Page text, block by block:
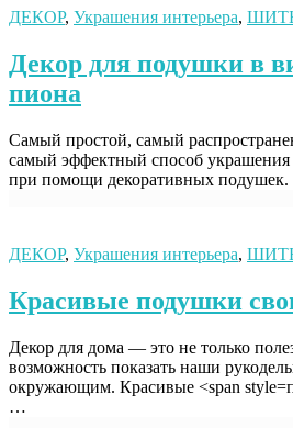
ДЕКОР, Украшения интерьера,
Декор для подушки в
пиона
Самый простой, самый
самый эффектный способ
при помощи декоративных подушек.
ДЕКОР, Украшения интерьера,
Красивые подушки
Декор для дома — это не только
возможность показать наши
окружающим. Красивые <span
…